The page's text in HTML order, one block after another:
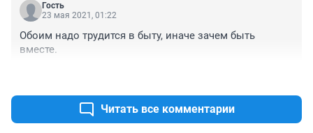
Гость
23 мая 2021, 01:22
Обоим надо трудится в быту, иначе зачем быть
вместе.
Читать все комментарии